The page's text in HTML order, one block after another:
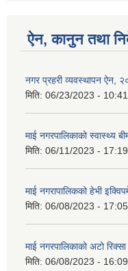
ऐन, कानुन तथा
नगर प्रहरी व्यवस्थापन ऐन,
मिति: 06/23/2023 - 10:41
माई नगरपालिकाको स्वास्थ्य
मिति: 06/11/2023 - 17:19
माई नगरापालिकको हेभी
मिति: 06/08/2023 - 17:05
माई नगरपालिकाको अटो
मिति: 06/08/2023 - 16:09